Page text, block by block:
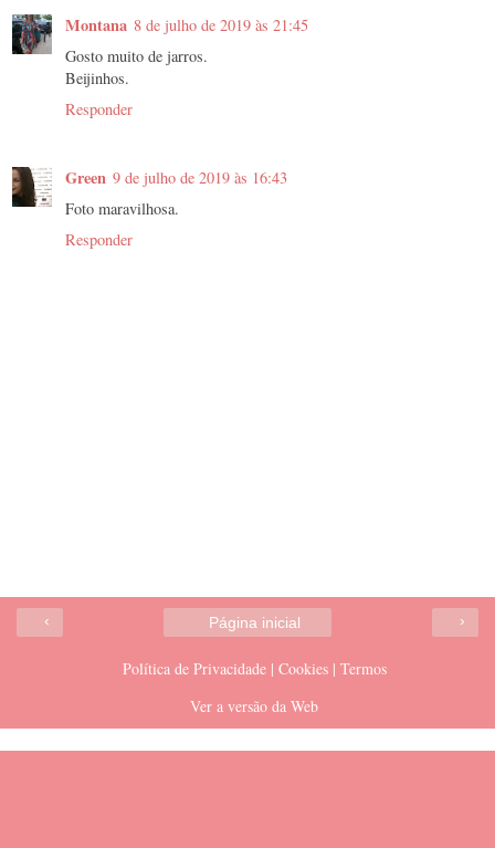
Montana 8 de julho de 2019 às 21:45
Gosto muito de jarros.
Beijinhos.
Responder
Green 9 de julho de 2019 às 16:43
Foto maravilhosa.
Responder
‹ ›
Página inicial
Política de Privacidade | Cookies | Termos
Ver a versão da Web